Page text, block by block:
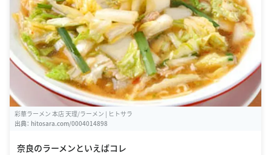
彩華ラーメン 本店 天理/ラーメン | ヒトサラ
出典： hitosara.com/0004014898
奈良のラーメンといえばコレ